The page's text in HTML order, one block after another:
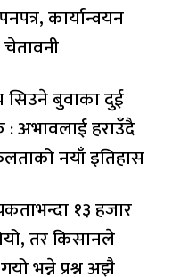
कार्यान्वयन
सिउने बुवाका दुई
: अभावलाई हराउँदै
नयाँ इतिहास
१३ हजार
तर किसानले
भन्ने प्रश्न अझै